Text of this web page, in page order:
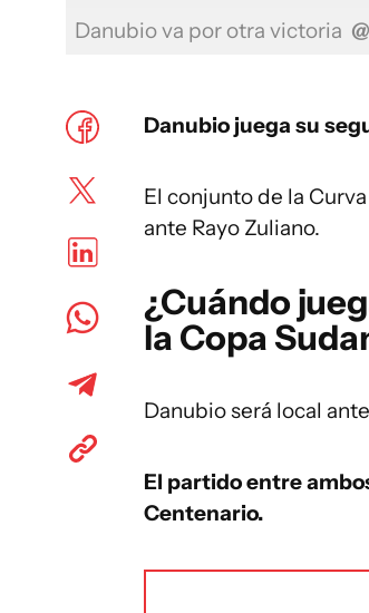
Danubio va por otra victoria
Danubio juega su
El conjunto de la
ante Rayo Zuliano.
¿Cuándo
la Copa
Danubio será local
El partido entre
Centenario.